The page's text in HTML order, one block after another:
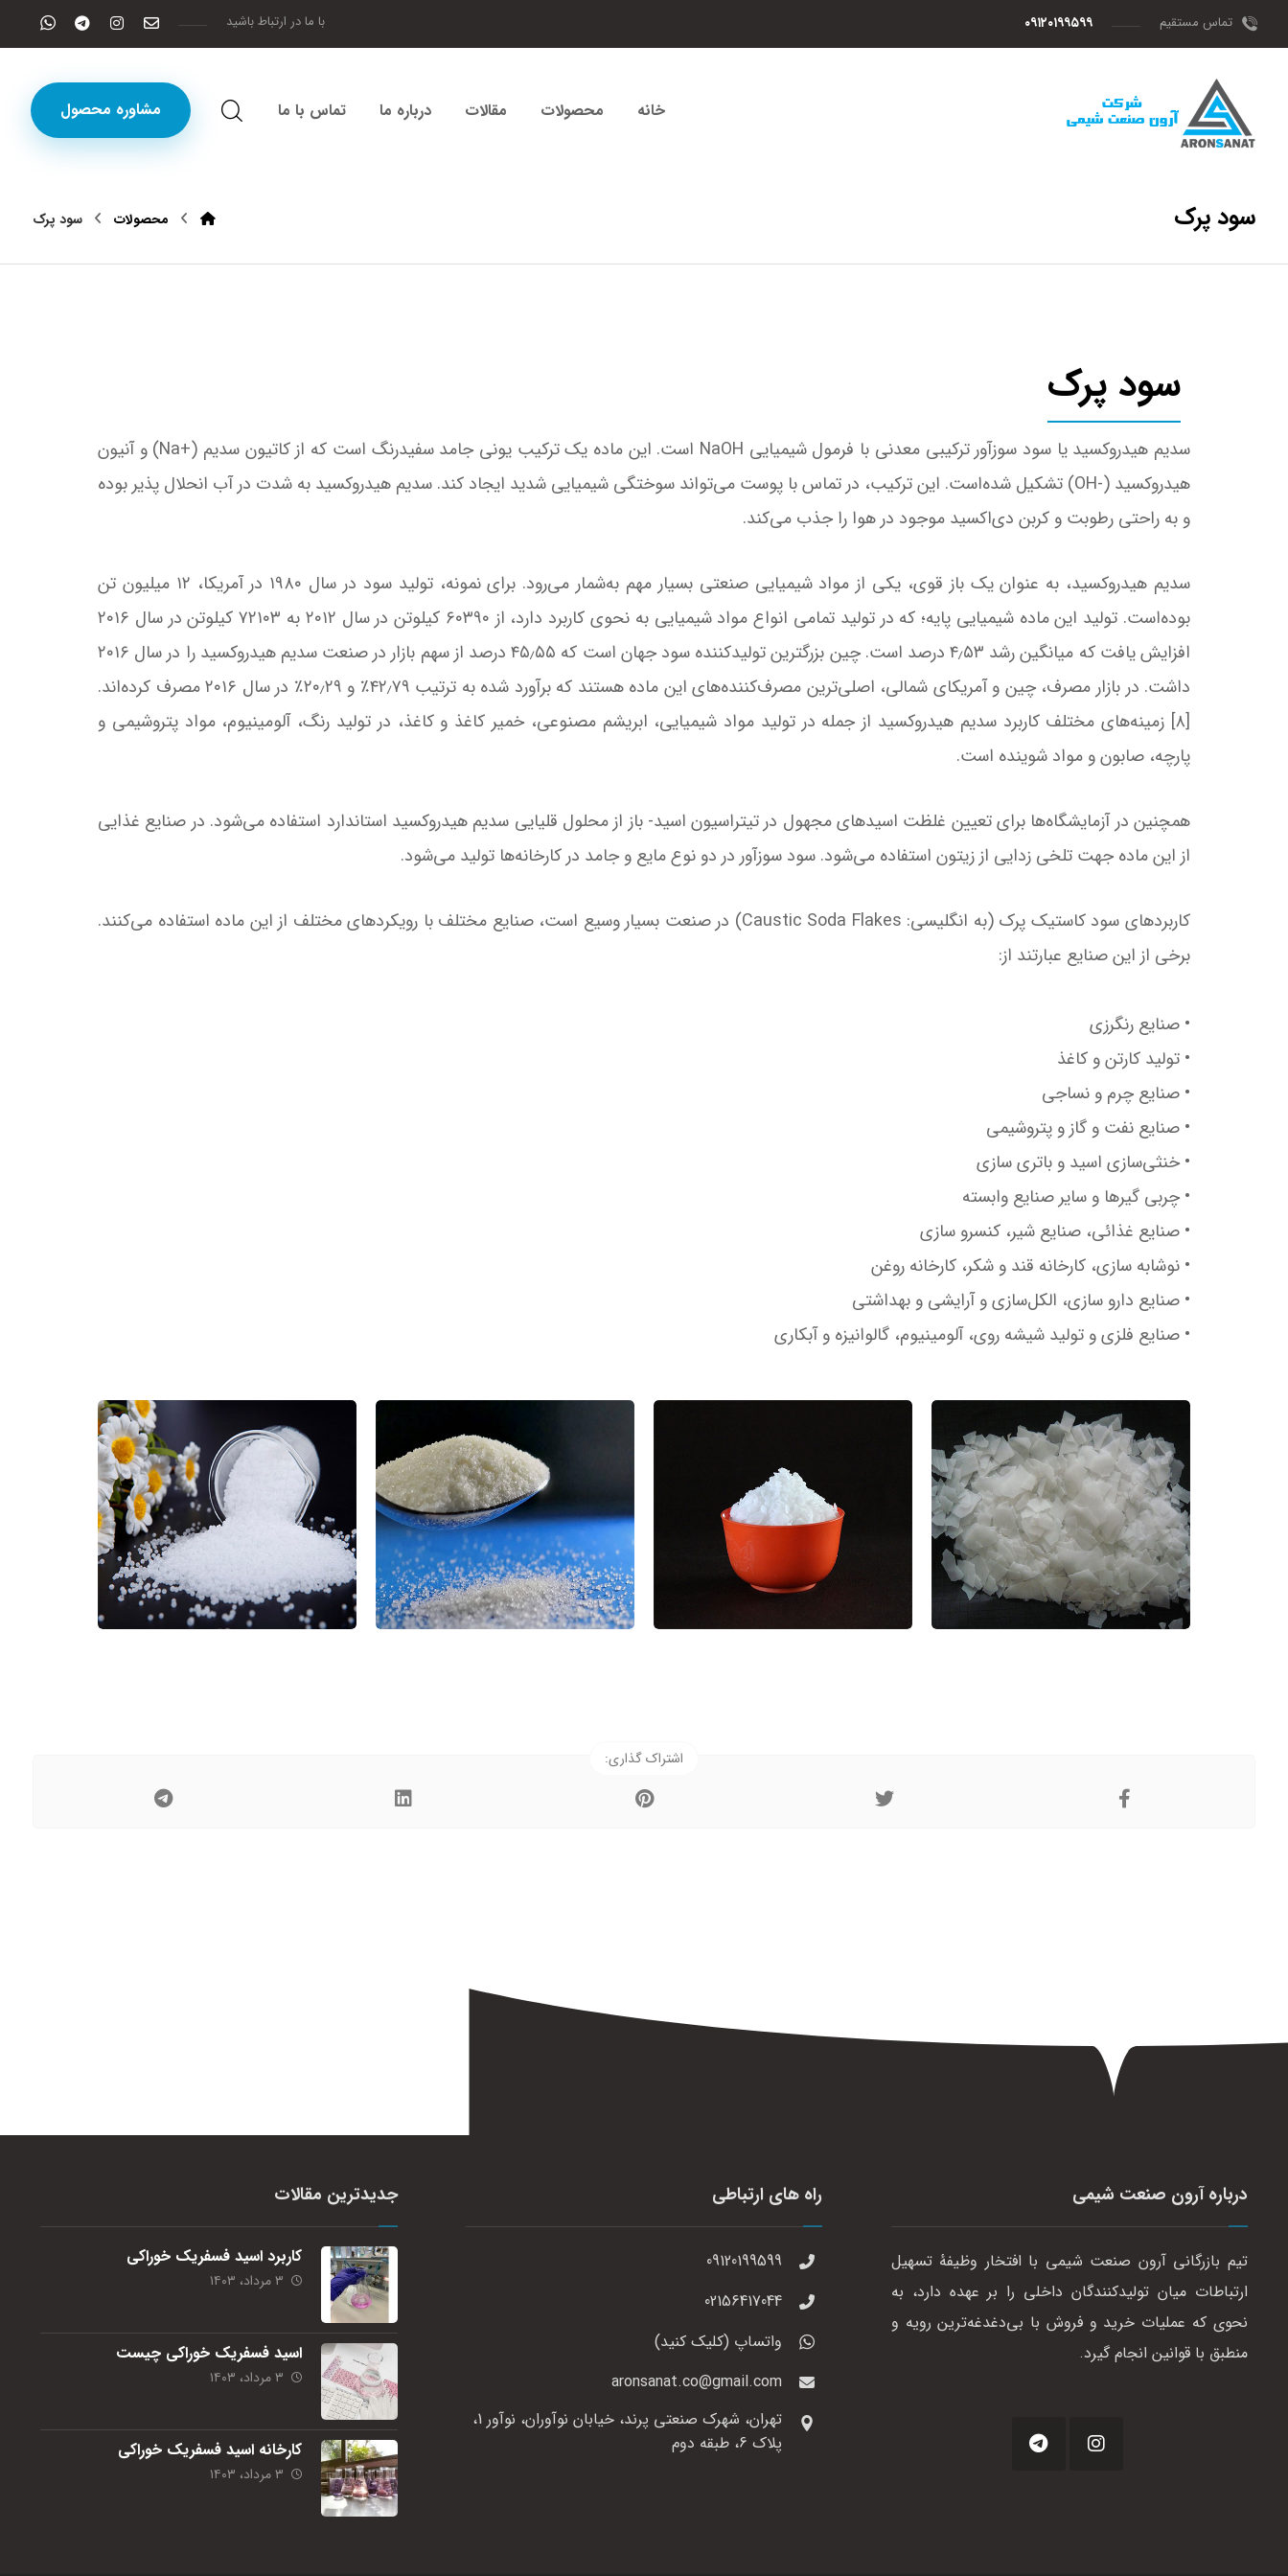
تماس مستقیم ۰۹۱۲۰۱۹۹۵۹۹ با ما در ارتباط باشید
مشاوره محصول خانه محصولات مقالات درباره ما تماس با ما
سود پرک محصولات سود پرک
سود پرک
سدیم هیدروکسید یا سود سوزآور ترکیبی معدنی با فرمول شیمیایی NaOH است. این ماده یک ترکیب یونی جامد سفیدرنگ است که از کاتیون سدیم (+Na) و آنیون
هیدروکسید (-OH) تشکیل شده‌است. این ترکیب، در تماس با پوست می‌تواند سوختگی شیمیایی شدید ایجاد کند. سدیم هیدروکسید به شدت در آب انحلال پذیر بوده
و به راحتی رطوبت و کربن دی‌اکسید موجود در هوا را جذب می‌کند.
سدیم هیدروکسید، به عنوان یک باز قوی، یکی از مواد شیمیایی صنعتی بسیار مهم به‌شمار می‌رود. برای نمونه، تولید سود در سال ۱۹۸۰ در آمریکا، ۱۲ میلیون تن
بوده‌است. تولید این ماده شیمیایی پایه؛ که در تولید تمامی انواع مواد شیمیایی به نحوی کاربرد دارد، از ۶۰۳۹۰ کیلوتن در سال ۲۰۱۲ به ۷۲۱۰۳ کیلوتن در سال ۲۰۱۶
افزایش یافت که میانگین رشد ۴٫۵۳ درصد است. چین بزرگترین تولیدکننده سود جهان است که ۴۵٫۵۵ درصد از سهم بازار در صنعت سدیم هیدروکسید را در سال ۲۰۱۶
داشت. در بازار مصرف، چین و آمریکای شمالی، اصلی‌ترین مصرف‌کننده‌های این ماده هستند که برآورد شده به ترتیب ۴۲٫۷۹٪ و ۲۰٫۲۹٪ در سال ۲۰۱۶ مصرف کرده‌اند.
[۸] زمینه‌های مختلف کاربرد سدیم هیدروکسید از جمله در تولید مواد شیمیایی، ابریشم مصنوعی، خمیر کاغذ و کاغذ، در تولید رنگ، آلومینیوم، مواد پتروشیمی و
پارچه، صابون و مواد شوینده است.
همچنین در آزمایشگاه‌ها برای تعیین غلظت اسیدهای مجهول در تیتراسیون اسید- باز از محلول قلیایی سدیم هیدروکسید استاندارد استفاده می‌شود. در صنایع غذایی
از این ماده جهت تلخی زدایی از زیتون استفاده می‌شود. سود سوزآور در دو نوع مایع و جامد در کارخانه‌ها تولید می‌شود.
کاربردهای سود کاستیک پرک (به انگلیسی: Caustic Soda Flakes) در صنعت بسیار وسیع است، صنایع مختلف با رویکردهای مختلف از این ماده استفاده می‌کنند.
برخی از این صنایع عبارتند از:
• صنایع رنگرزی
• تولید کارتن و کاغذ
• صنایع چرم و نساجی
• صنایع نفت و گاز و پتروشیمی
• خنثی‌سازی اسید و باتری سازی
• چربی گیرها و سایر صنایع وابسته
• صنایع غذائی، صنایع شیر، کنسرو سازی
• نوشابه سازی، کارخانه قند و شکر، کارخانه روغن
• صنایع دارو سازی، الکل‌سازی و آرایشی و بهداشتی
• صنایع فلزی و تولید شیشه روی، آلومینیوم، گالوانیزه و آبکاری
درباره آرون صنعت شیمی
تیم بازرگانی آرون صنعت شیمی با افتخار وظیفهٔ تسهیل
ارتباطات میان تولیدکنندگان داخلی را بر عهده دارد، به
نحوی که عملیات خرید و فروش با بی‌دغدغه‌ترین رویه و
منطبق با قوانین انجام گیرد.
راه های ارتباطی
09120199599
02156417044
واتساپ (کلیک کنید)
aronsanat.co@gmail.com
تهران، شهرک صنعتی پرند، خیابان نوآوران، نوآور 1،
پلاک 6، طبقه دوم
جدیدترین مقالات
کاربرد اسید فسفریک خوراکی
۳ مرداد، ۱۴۰۳
اسید فسفریک خوراکی چیست
۳ مرداد، ۱۴۰۳
کارخانه اسید فسفریک خوراکی
۳ مرداد، ۱۴۰۳